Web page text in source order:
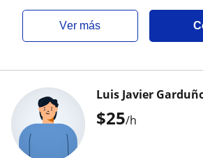
ver más
$25/h
Luis Javier